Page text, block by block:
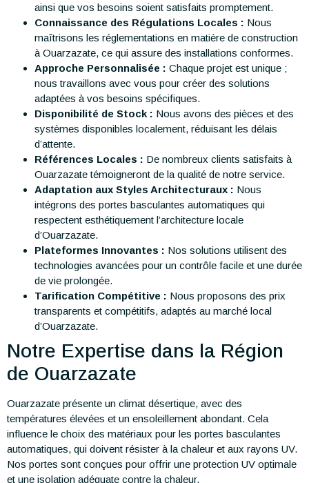
ainsi que vos besoins soient satisfaits promptement.
Connaissance des Régulations Locales : Nous
maîtrisons les réglementations en matière de construction
à Ouarzazate, ce qui assure des installations conformes.
Approche Personnalisée : Chaque projet est unique ;
nous travaillons avec vous pour créer des solutions
adaptées à vos besoins spécifiques.
Disponibilité de Stock : Nous avons des pièces et des
systèmes disponibles localement, réduisant les délais
d’attente.
Références Locales : De nombreux clients satisfaits à
Ouarzazate témoigneront de la qualité de notre service.
Adaptation aux Styles Architecturaux : Nous
intégrons des portes basculantes automatiques qui
respectent esthétiquement l’architecture locale
d’Ouarzazate.
Plateformes Innovantes : Nos solutions utilisent des
technologies avancées pour un contrôle facile et une durée
de vie prolongée.
Tarification Compétitive : Nous proposons des prix
transparents et compétitifs, adaptés au marché local
d’Ouarzazate.
Notre Expertise dans la Région
de Ouarzazate
Ouarzazate présente un climat désertique, avec des
températures élevées et un ensoleillement abondant. Cela
influence le choix des matériaux pour les portes basculantes
automatiques, qui doivent résister à la chaleur et aux rayons UV.
Nos portes sont conçues pour offrir une protection UV optimale
et une isolation adéquate contre la chaleur.